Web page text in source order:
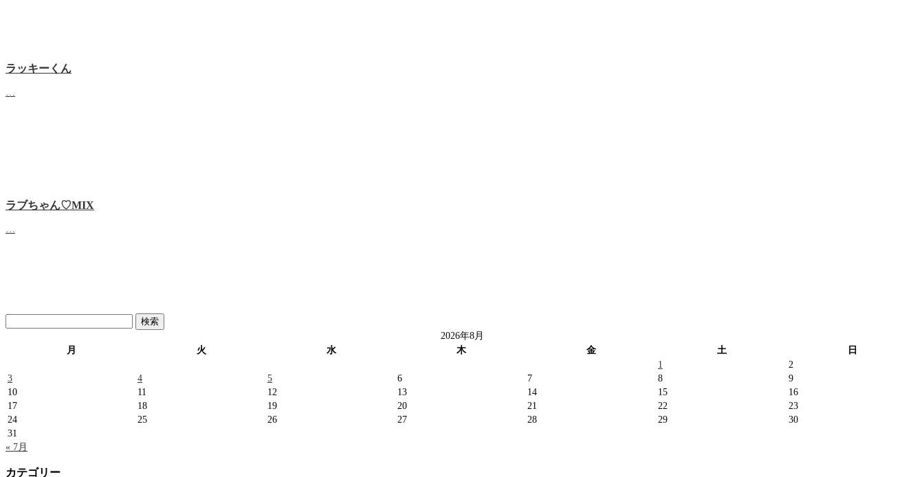
ラッキーくん
ラブちゃん♡MIX
索:
2026年8月
月
火 水 木 金 土
日
1
2
3
4 5 6 7 8
9
10
11 12 13 14 15
16
17
18 19 20 21 22
23
24
25 26 27 28 29
30
31
« 7月
カテゴリー